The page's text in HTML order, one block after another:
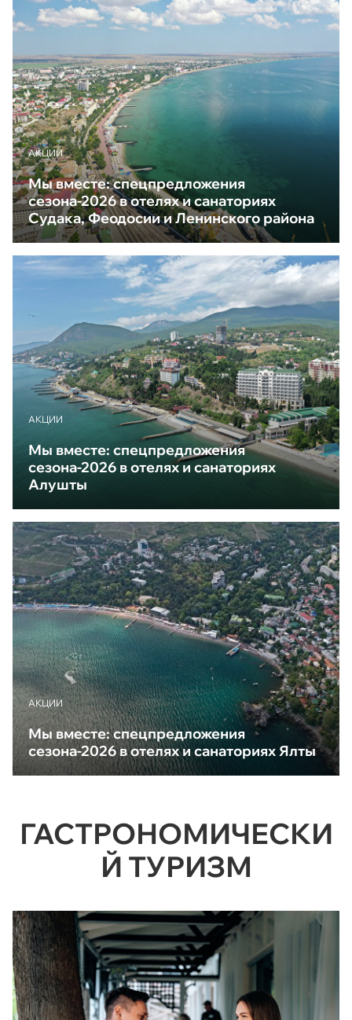
АКЦИИ
Мы вместе: спецпредложения
сезона-2026 в отелях и санаториях
Судака, Феодосии и Ленинского района
АКЦИИ
Мы вместе: спецпредложения
сезона-2026 в отелях и санаториях
Алушты
АКЦИИ
Мы вместе: спецпредложения
сезона-2026 в отелях и санаториях Ялты
ГАСТРОНОМИЧЕСКИ
Й ТУРИЗМ